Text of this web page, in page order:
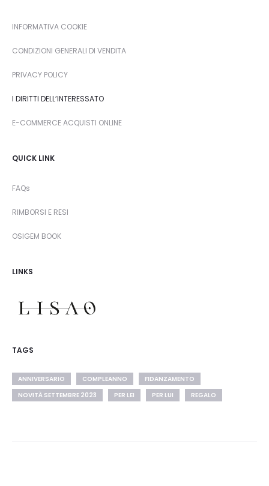
INFORMATIVA COOKIE
CONDIZIONI GENERALI DI VENDITA
PRIVACY POLICY
I DIRITTI DELL’INTERESSATO
E-COMMERCE ACQUISTI ONLINE
QUICK LINK
FAQs
RIMBORSI E RESI
OSIGEM BOOK
LINKS
TAGS
ANNIVERSARIO COMPLEANNO
FIDANZAMENTO
NOVITÀ SETTEMBRE 2023
PER LEI PER LUI REGALO